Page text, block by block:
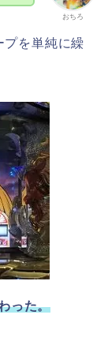
おちろ
プを単純に繰
った。